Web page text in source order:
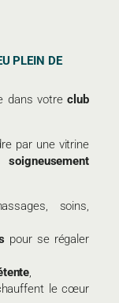
PLEIN DE
dans votreclub
par une vitrine
soins,
pour se régaler
,
le cœur